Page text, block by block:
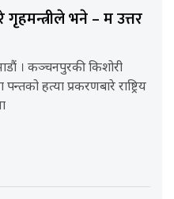
गृहमन्त्रीले भने – म उत्तर
। कञ्चनपुरकी किशोरी
पन्तको हत्या प्रकरणबारे राष्ट्रिय